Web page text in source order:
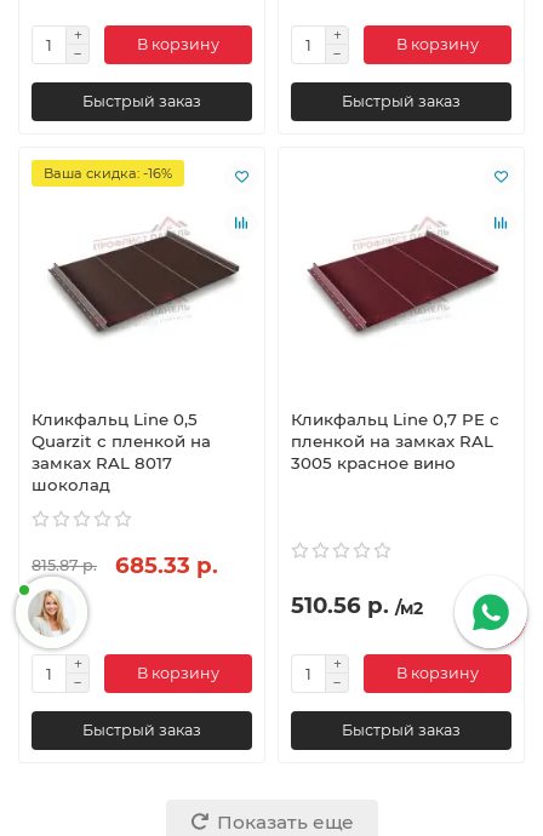
В корзину
Быстрый заказ
В корзину
Быстрый заказ
Ваша скидка: -16%
Кликфальц Line 0,5
Quarzit с пленкой на
замках RAL 8017
шоколад
815.87 р. 685.33 р.
/м2
В корзину
Быстрый заказ
Кликфальц Line 0,7 PE с
пленкой на замках RAL
3005 красное вино
510.56 р. /м2
В корзину
Быстрый заказ
Показать еще